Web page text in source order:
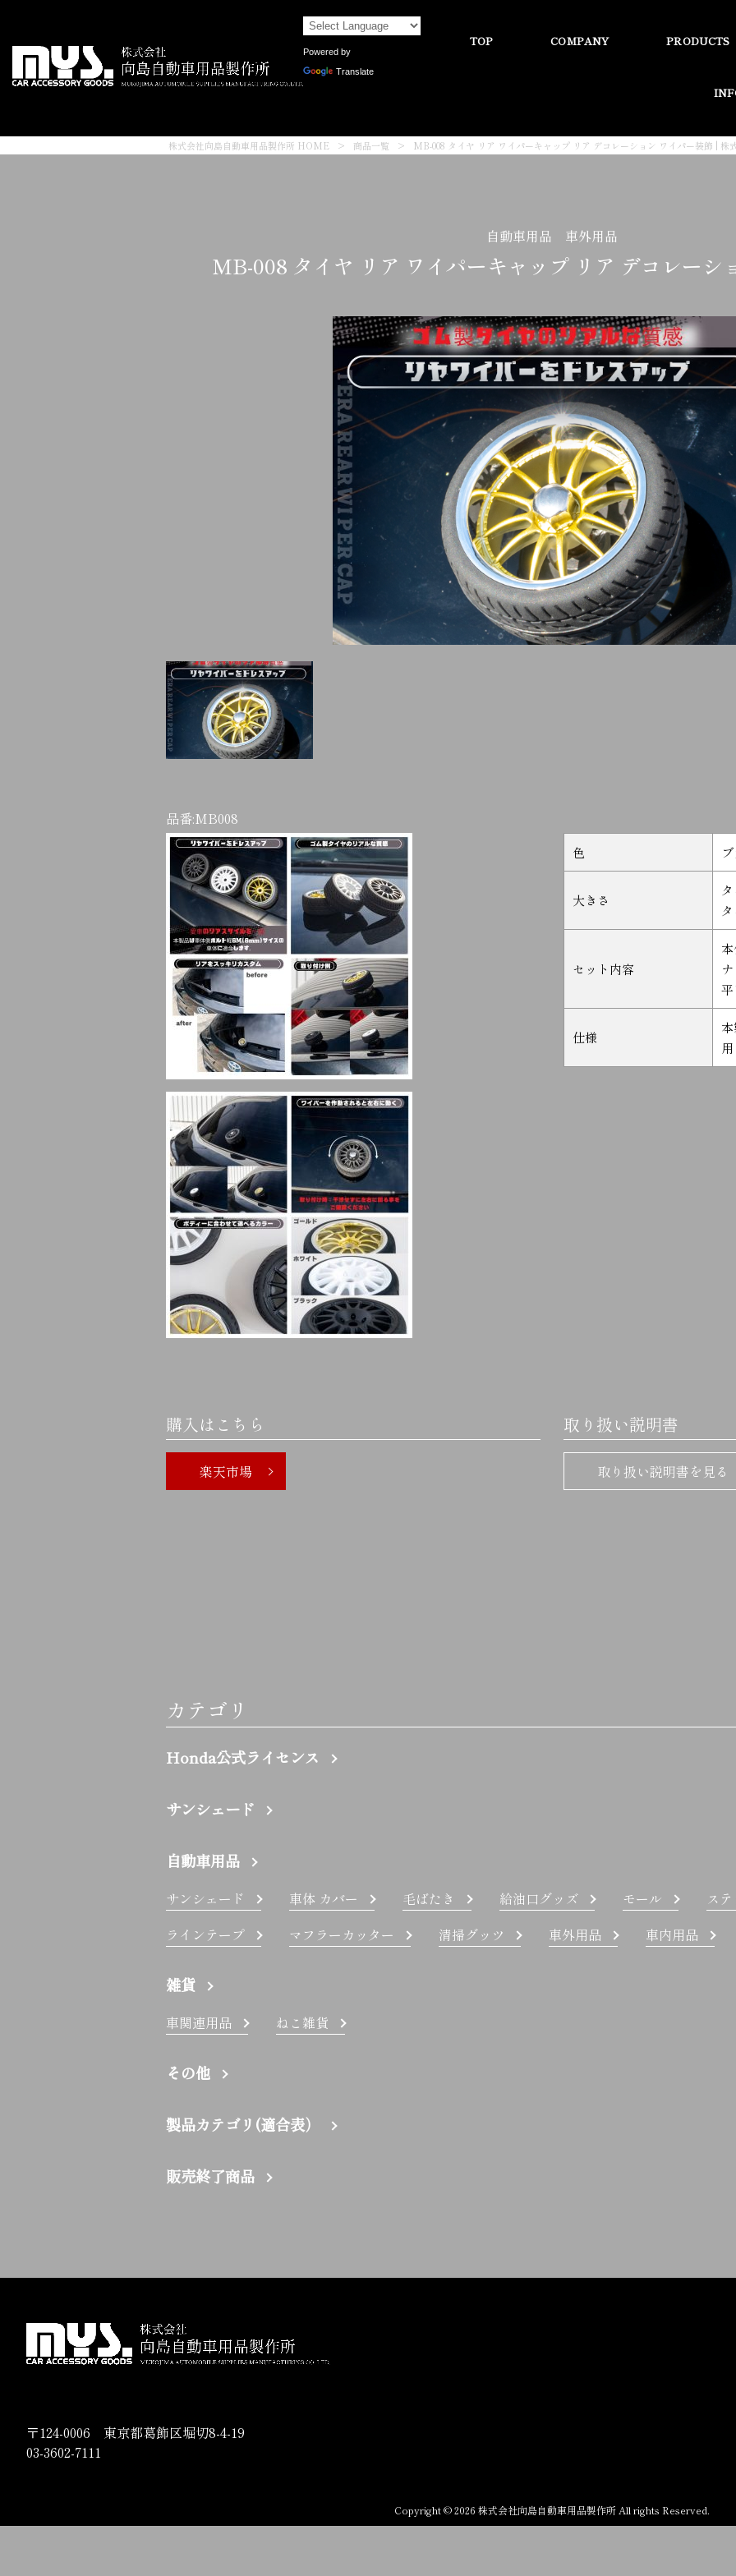
Powered by
Translate
TOP COMPANY PRODUCTS
株式会社向島自動車用品製作所 HOME > 商品一覧 > MB-008 タイヤ リア ワイパーキャップ リア デコレーション ワイパー装飾 | 株
自動車用品 車外用品
MB-008 タイヤ リア ワイパーキャップ リア デコレーシ
品番:MB008
色
大きさ
セット内容
仕様
購入はこちら
楽天市場
取り扱い説明書
取り扱い説明書を見る
カテゴリ
Honda公式ライセンス
サンシェード
自動車用品
サンシェード 車体 カバー 毛ばたき 給油口グッズ モール
ス
ラインテープ
マフラーカッター 清掃グッツ 車外用品 車内用品
雑貨
車関連用品 ねこ雑貨
その他
製品カテゴリ(適合表）
販売終了商品
〒124-0006 東京都葛飾区堀切8-4-19
03-3602-7111
Copyright © 2026 株式会社向島自動車用品製作所 All rights Reserved.